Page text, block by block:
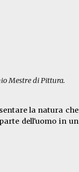
Mestre di Pittura.
la natura che
dell'uomo in un